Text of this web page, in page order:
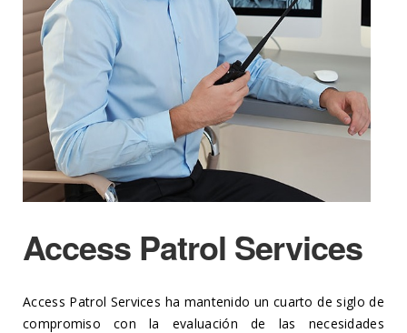
Access Patrol Services
Access Patrol Services ha mantenido un cuarto de siglo de
compromiso con la evaluación de las necesidades